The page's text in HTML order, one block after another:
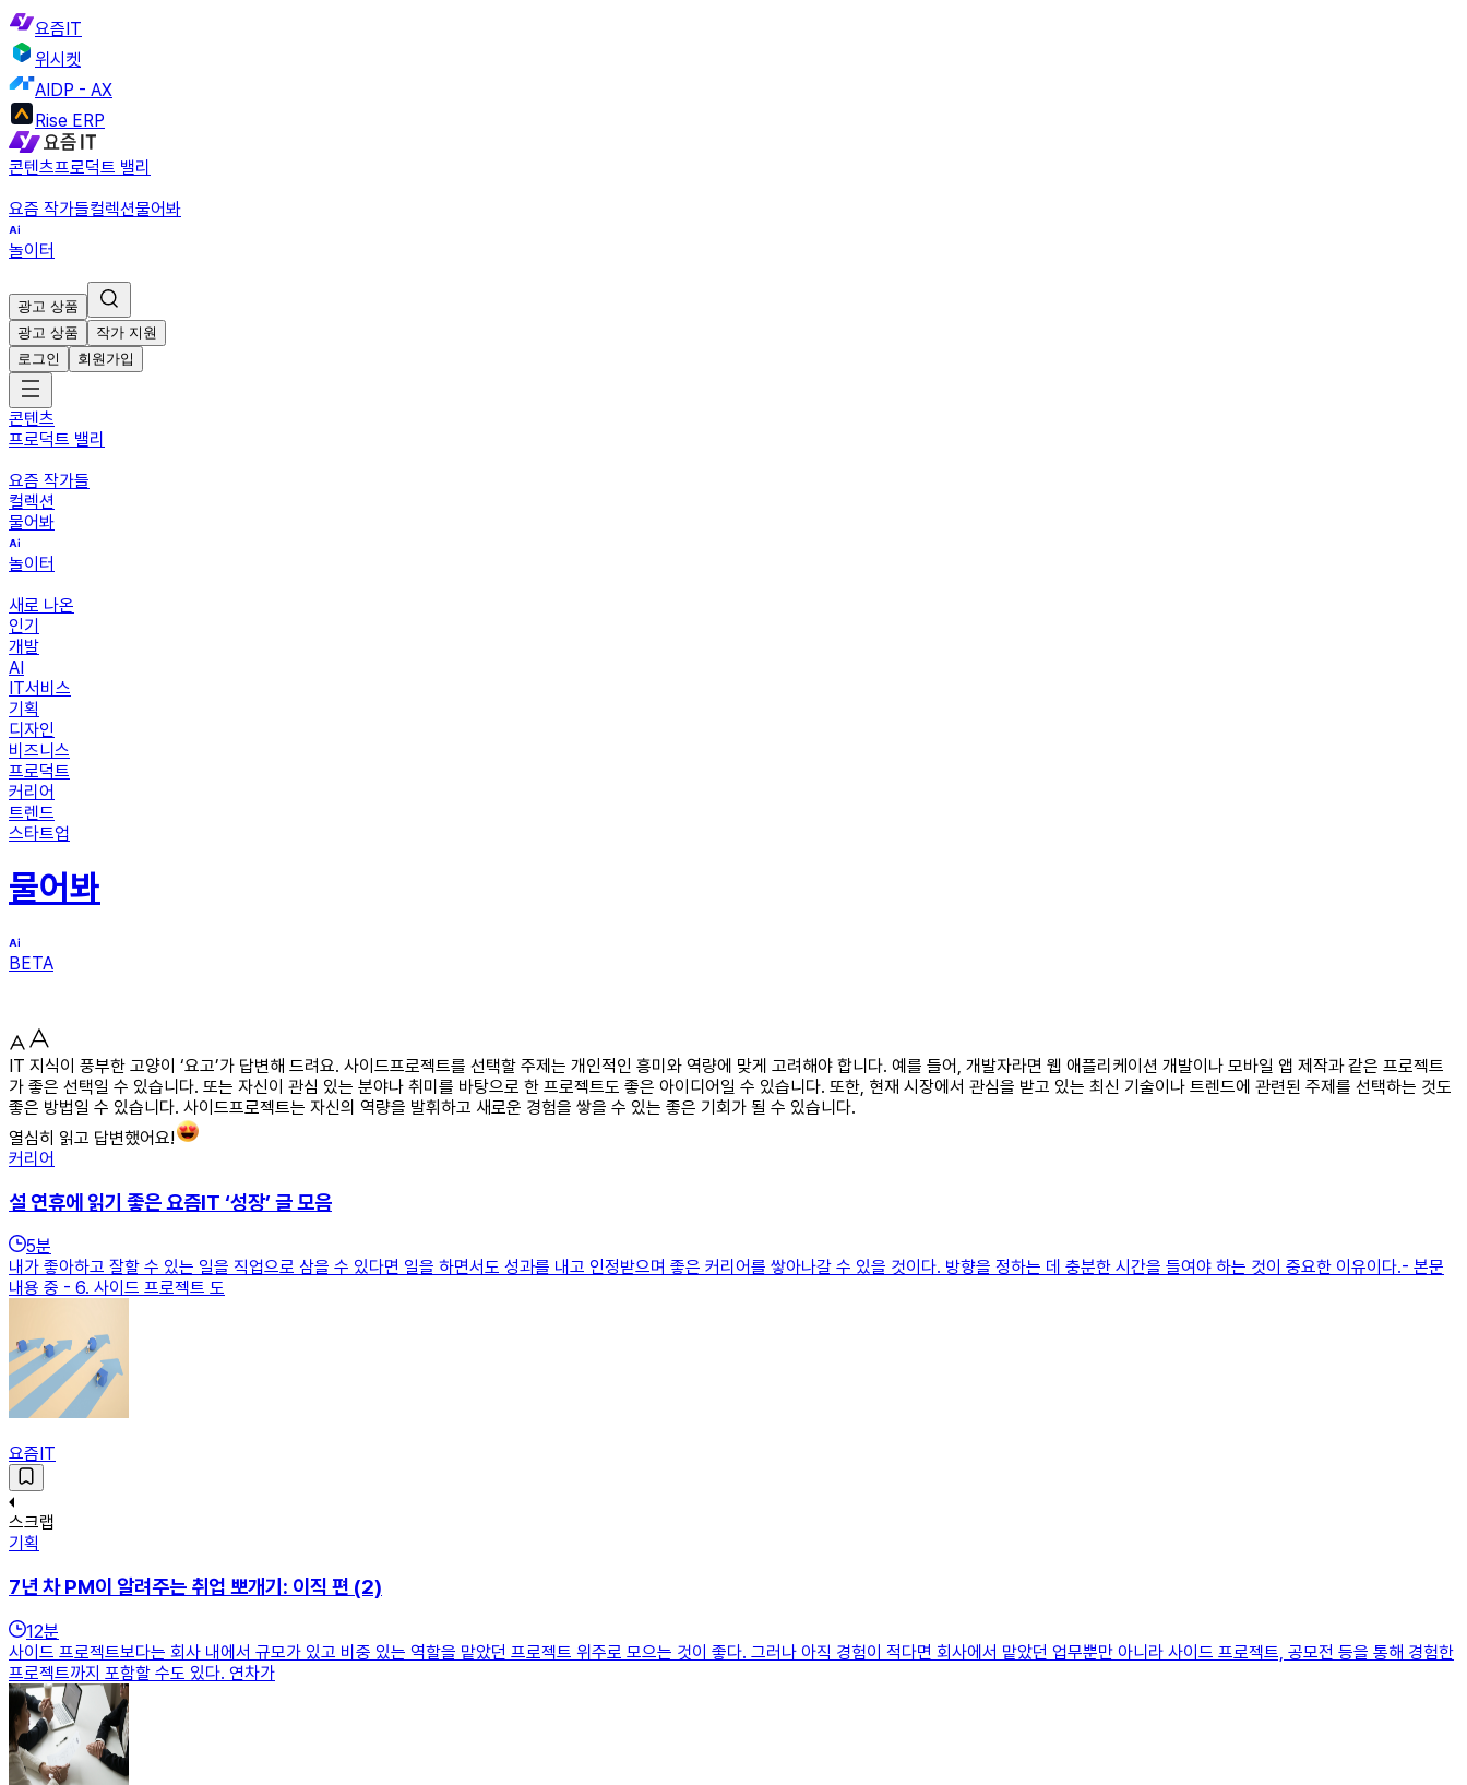
요즘IT
위시켓
AIDP - AX
Rise ERP
콘텐츠프로덕트 밸리
요즘 작가들컬렉션물어봐
놀이터
광고 상품
광고 상품
작가 지원
로그인
회원가입
콘텐츠
프로덕트 밸리
요즘 작가들
컬렉션
물어봐
놀이터
새로 나온
인기
개발
AI
IT서비스
기획
디자인
비즈니스
프로덕트
커리어
트렌드
스타트업
물어봐
BETA
IT 지식이 풍부한 고양이 ‘요고’가 답변해 드려요. 사이드프로젝트를 선택할 주제는 개인적인 흥미와 역량에 맞게 고려해야 합니다. 예를 들어, 개발자라면 웹 애플리케이션 개발이나 모바일 앱 제작과 같은 프로젝트
가 좋은 선택일 수 있습니다. 또는 자신이 관심 있는 분야나 취미를 바탕으로 한 프로젝트도 좋은 아이디어일 수 있습니다. 또한, 현재 시장에서 관심을 받고 있는 최신 기술이나 트렌드에 관련된 주제를 선택하는 것도
좋은 방법일 수 있습니다. 사이드프로젝트는 자신의 역량을 발휘하고 새로운 경험을 쌓을 수 있는 좋은 기회가 될 수 있습니다.
열심히 읽고 답변했어요!
커리어
설 연휴에 읽기 좋은 요즘IT ‘성장’ 글 모음
5분
내가 좋아하고 잘할 수 있는 일을 직업으로 삼을 수 있다면 일을 하면서도 성과를 내고 인정받으며 좋은 커리어를 쌓아나갈 수 있을 것이다. 방향을 정하는 데 충분한 시간을 들여야 하는 것이 중요한 이유이다.- 본문
내용 중 - 6. 사이드 프로젝트 도
요즘IT
스크랩
기획
7년 차 PM이 알려주는 취업 뽀개기: 이직 편 (2)
12분
사이드 프로젝트보다는 회사 내에서 규모가 있고 비중 있는 역할을 맡았던 프로젝트 위주로 모으는 것이 좋다. 그러나 아직 경험이 적다면 회사에서 맡았던 업무뿐만 아니라 사이드 프로젝트, 공모전 등을 통해 경험한
프로젝트까지 포함할 수도 있다. 연차가